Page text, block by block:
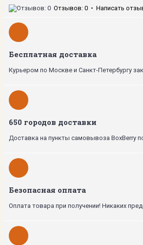
Отзывов: 0 • Написать
Бесплатная доставка
Курьером по Москве и Санкт-Петербургу
650 городов доставки
Доставка на пункты самовывоза BoxBerry
Безопасная оплата
Оплата товара при получении! Никаких